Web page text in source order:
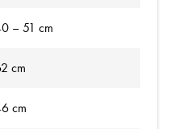
– 51 cm
cm
cm